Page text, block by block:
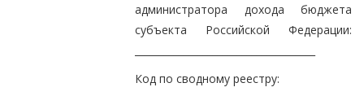
администратора дохода бюджета
субъекта Российской Федерации:
Код по сводному реестру: